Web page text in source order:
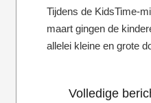
Tijdens de KidsTime-
maart gingen de
allelei kleine en grote
Volledige